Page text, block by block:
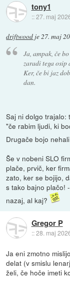
tony1
::27. maj
driftwood je27. maj
Ja, ampak, če
zaradi tega osip
Ker, če bi jaz
dan.
Saj ni dolgo trajalo:
"če rabim ljudi, ki
Drugače bojo
Še v nobeni SLO
plače, prvič, ker
zato, ker se bojijo,
s tako bajno plačo!
nazaj, al kaj?
Gregor P
::28. maj
Ja eni zmotno
delat (v smislu
želi, če hoče imeti